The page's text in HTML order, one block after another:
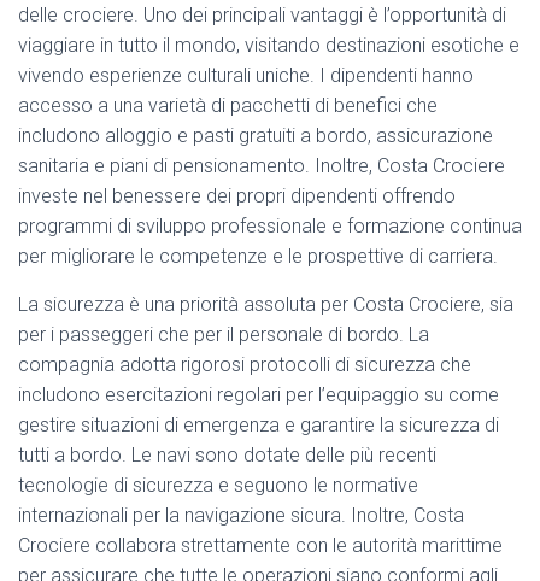
delle crociere. Uno dei principali vantaggi è l’opportunità di
viaggiare in tutto il mondo, visitando destinazioni esotiche e
vivendo esperienze culturali uniche. I dipendenti hanno
accesso a una varietà di pacchetti di benefici che
includono alloggio e pasti gratuiti a bordo, assicurazione
sanitaria e piani di pensionamento. Inoltre, Costa Crociere
investe nel benessere dei propri dipendenti offrendo
programmi di sviluppo professionale e formazione continua
per migliorare le competenze e le prospettive di carriera.
La sicurezza è una priorità assoluta per Costa Crociere, sia
per i passeggeri che per il personale di bordo. La
compagnia adotta rigorosi protocolli di sicurezza che
includono esercitazioni regolari per l’equipaggio su come
gestire situazioni di emergenza e garantire la sicurezza di
tutti a bordo. Le navi sono dotate delle più recenti
tecnologie di sicurezza e seguono le normative
internazionali per la navigazione sicura. Inoltre, Costa
Crociere collabora strettamente con le autorità marittime
per assicurare che tutte le operazioni siano conformi agli